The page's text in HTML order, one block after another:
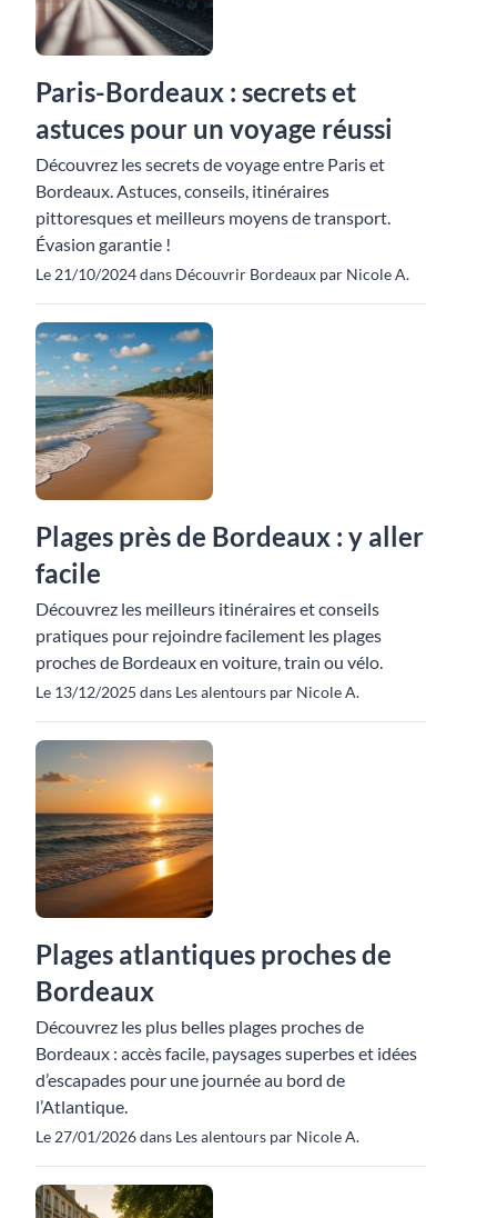
Paris-Bordeaux : secrets et
astuces pour un voyage réussi
Découvrez les secrets de voyage entre Paris et
Bordeaux. Astuces, conseils, itinéraires
pittoresques et meilleurs moyens de transport.
Évasion garantie !
Le 21/10/2024 dans Découvrir Bordeaux par Nicole A.
Plages près de Bordeaux : y aller
facile
Découvrez les meilleurs itinéraires et conseils
pratiques pour rejoindre facilement les plages
proches de Bordeaux en voiture, train ou vélo.
Le 13/12/2025 dans Les alentours par Nicole A.
Plages atlantiques proches de
Bordeaux
Découvrez les plus belles plages proches de
Bordeaux : accès facile, paysages superbes et idées
d’escapades pour une journée au bord de
l’Atlantique.
Le 27/01/2026 dans Les alentours par Nicole A.